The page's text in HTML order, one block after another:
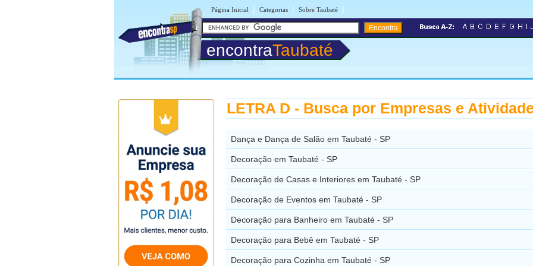
Página Inicial | Categorias | Sobre Taubaté |
encontraTaubaté
LETRA D - Busca por Empresas e
Dança e Dança de Salão em Taubaté - SP
Decoração em Taubaté - SP
Decoração de Casas e Interiores em Taubaté - SP
Decoração de Eventos em Taubaté - SP
Decoração para Banheiro em Taubaté - SP
Decoração para Bebê em Taubaté - SP
Decoração para Cozinha em Taubaté - SP